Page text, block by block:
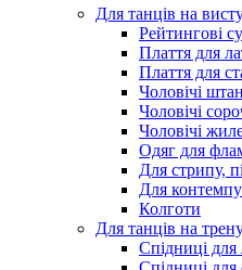
Для танців на
Рейтингові
Плаття для
Плаття для
Чоловічі
Чоловічі
Чоловічі
Одяг для
Для стрипу,
Для контемпу
Колготи
Для танців на
Спідниці для